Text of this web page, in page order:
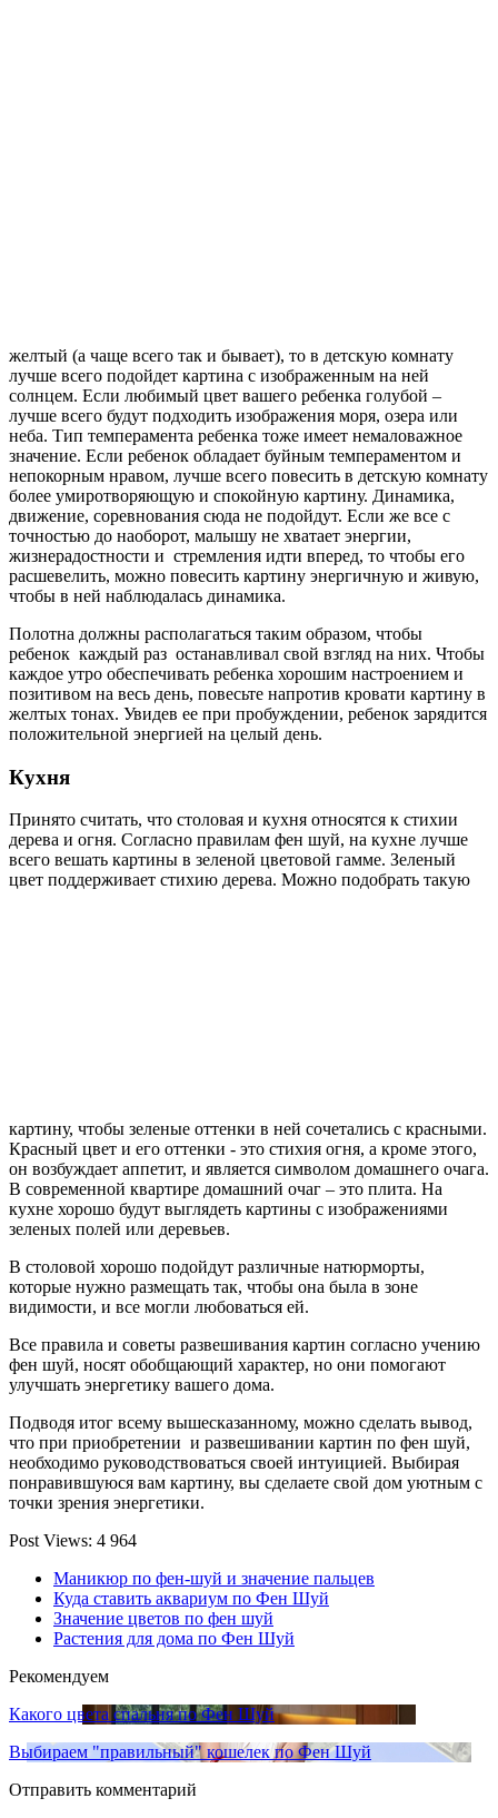
желтый (а чаще всего так и бывает), то в детскую комнату
лучше всего подойдет картина с изображенным на ней
солнцем. Если любимый цвет вашего ребенка голубой –
лучше всего будут подходить изображения моря, озера или
неба. Тип темперамента ребенка тоже имеет немаловажное
значение. Если ребенок обладает буйным темпераментом и
непокорным нравом, лучше всего повесить в детскую комнату
более умиротворяющую и спокойную картину. Динамика,
движение, соревнования сюда не подойдут. Если же все с
точностью до наоборот, малышу не хватает энергии,
жизнерадостности и стремления идти вперед, то чтобы его
расшевелить, можно повесить картину энергичную и живую,
чтобы в ней наблюдалась динамика.
Полотна должны располагаться таким образом, чтобы
ребенок каждый раз останавливал свой взгляд на них. Чтобы
каждое утро обеспечивать ребенка хорошим настроением и
позитивом на весь день, повесьте напротив кровати картину в
желтых тонах. Увидев ее при пробуждении, ребенок зарядится
положительной энергией на целый день.
Кухня
Принято считать, что столовая и кухня относятся к стихии
дерева и огня. Согласно правилам фен шуй, на кухне лучше
всего вешать картины в зеленой цветовой гамме. Зеленый
цвет поддерживает стихию дерева. Можно подобрать такую
картину, чтобы зеленые оттенки в ней сочетались с красными.
Красный цвет и его оттенки - это стихия огня, а кроме этого,
он возбуждает аппетит, и является символом домашнего очага.
В современной квартире домашний очаг – это плита. На
кухне хорошо будут выглядеть картины с изображениями
зеленых полей или деревьев.
В столовой хорошо подойдут различные натюрморты,
которые нужно размещать так, чтобы она была в зоне
видимости, и все могли любоваться ей.
Все правила и советы развешивания картин согласно учению
фен шуй, носят обобщающий характер, но они помогают
улучшать энергетику вашего дома.
Подводя итог всему вышесказанному, можно сделать вывод,
что при приобретении и развешивании картин по фен шуй,
необходимо руководствоваться своей интуицией. Выбирая
понравившуюся вам картину, вы сделаете свой дом уютным с
точки зрения энергетики.
Post Views: 4 964
Маникюр по фен-шуй и значение пальцев
Куда ставить аквариум по Фен Шуй
Значение цветов по фен шуй
Растения для дома по Фен Шуй
Рекомендуем
Какого цвета спальня по Фен Шуй
Выбираем "правильный" кошелек по Фен Шуй
Отправить комментарий